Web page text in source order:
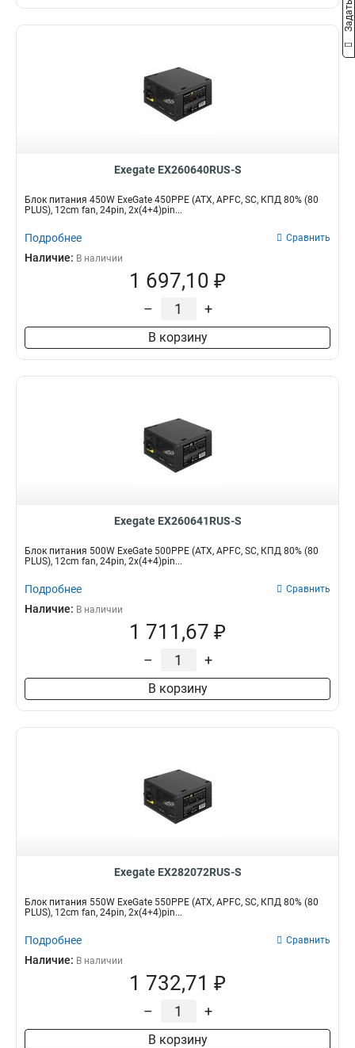
Exegate EX260640RUS-S
Блок питания 450W ExeGate 450PPE (ATX, APFC, SC, КПД 80% (80
PLUS), 12cm fan, 24pin, 2x(4+4)pin...
Подробнее Сравнить
Наличие: В наличии
1 697,10 ₽
– +
В корзину
Exegate EX260641RUS-S
Блок питания 500W ExeGate 500PPE (ATX, APFC, SC, КПД 80% (80
PLUS), 12cm fan, 24pin, 2x(4+4)pin...
Подробнее Сравнить
Наличие: В наличии
1 711,67 ₽
– +
В корзину
Exegate EX282072RUS-S
Блок питания 550W ExeGate 550PPE (ATX, APFC, SC, КПД 80% (80
PLUS), 12cm fan, 24pin, 2x(4+4)pin...
Подробнее Сравнить
Наличие: В наличии
1 732,71 ₽
– +
В корзину